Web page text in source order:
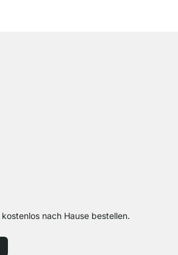
nach Hause bestellen.